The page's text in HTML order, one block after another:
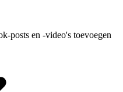
posts en -video's toevoegen